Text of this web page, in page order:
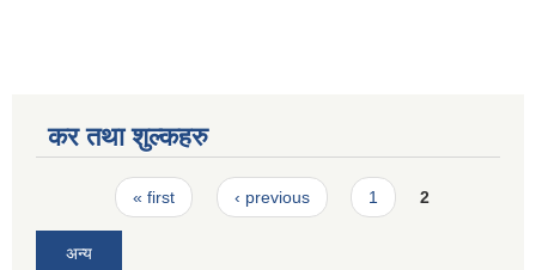
कर तथा शुल्कहरु
Pages« first ‹ previous 1 2
अन्य